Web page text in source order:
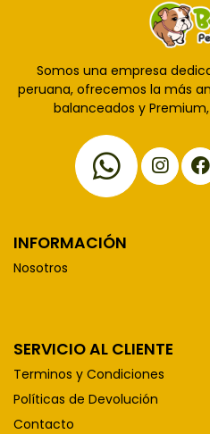
Somos una empresa
peruana, ofrecemos la más
balanceados y
INFORMACIÓN
Nosotros
SERVICIO AL CLIENTE
Terminos y Condiciones
Políticas de Devolución
Contacto